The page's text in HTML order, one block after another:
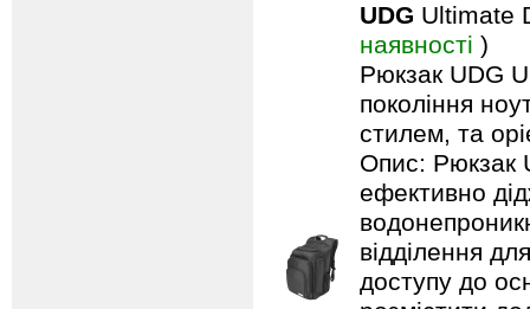
UDG Ultimate
наявності )
Рюкзак UDG
покоління
стилем, та
Опис: Рюкзак
ефективно
відділення
доступу до